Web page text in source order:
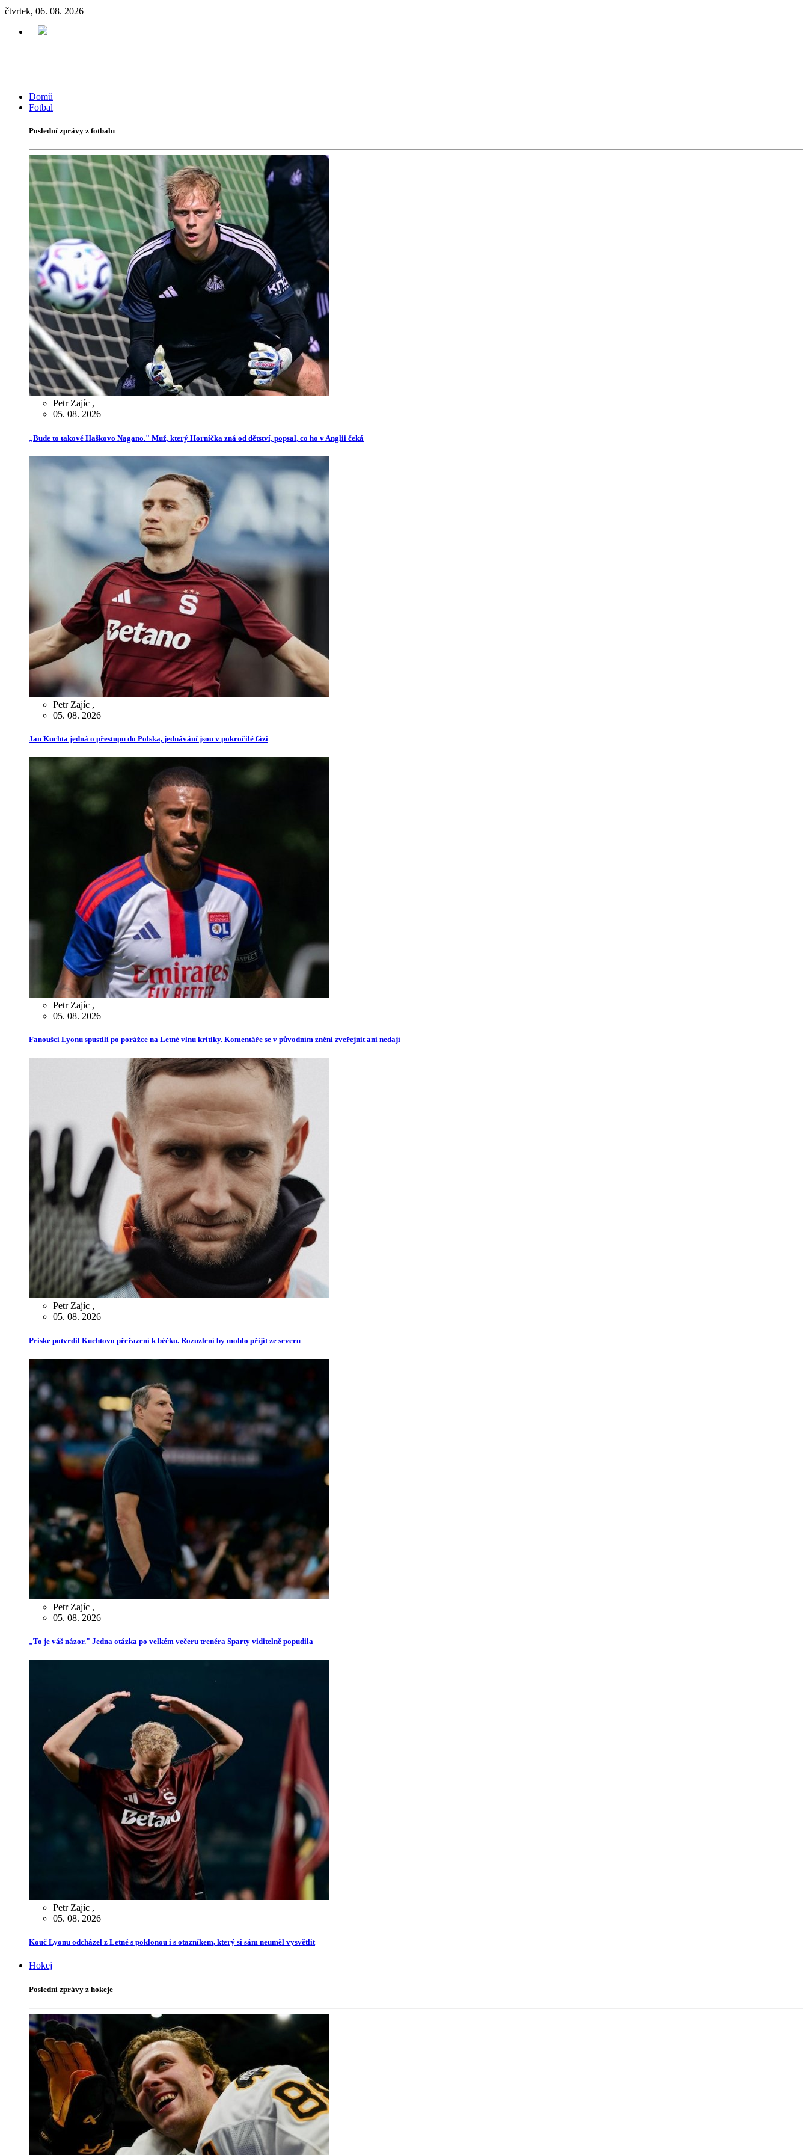
čtvrtek, 06. 08. 2026
Domů
Fotbal
Poslední zprávy z fotbalu
Petr Zajíc ,
05. 08. 2026
„Bude to takové Haškovo Nagano." Muž, který Horníčka zná od dětství, popsal, co ho v Anglii čeká
Petr Zajíc ,
05. 08. 2026
Jan Kuchta jedná o přestupu do Polska, jednávání jsou v pokročilé fázi
Petr Zajíc ,
05. 08. 2026
Fanoušci Lyonu spustili po porážce na Letné vlnu kritiky. Komentáře se v původním znění zveřejnit ani nedají
Petr Zajíc ,
05. 08. 2026
Priske potvrdil Kuchtovo přeřazení k béčku. Rozuzlení by mohlo přijít ze severu
Petr Zajíc ,
05. 08. 2026
„To je váš názor." Jedna otázka po velkém večeru trenéra Sparty viditelně popudila
Petr Zajíc ,
05. 08. 2026
Kouč Lyonu odcházel z Letné s poklonou i s otazníkem, který si sám neuměl vysvětlit
Hokej
Poslední zprávy z hokeje